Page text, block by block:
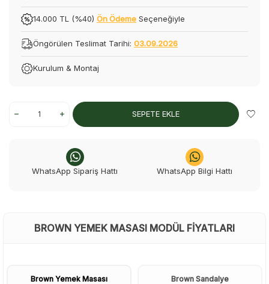
14.000 TL (%40) Ön Ödeme Seçeneğiyle
Öngörülen Teslimat Tarihi: 03.09.2026
Kurulum & Montaj
SEPETE EKLE
WhatsApp Sipariş Hattı WhatsApp Bilgi Hattı
BROWN YEMEK MASASI MODÜL FIYATLARI
Brown Yemek Masası Brown Sandalye